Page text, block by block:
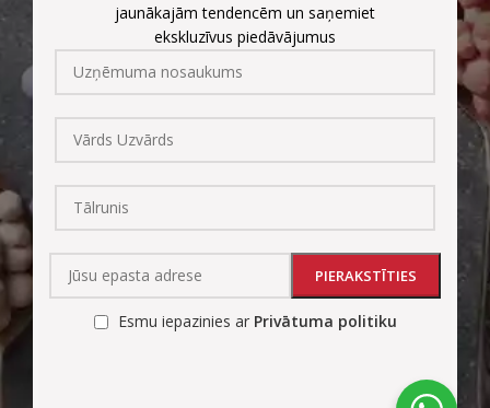
jaunākajām tendencēm un saņemiet
ekskluzīvus piedāvājumus
Esmu iepazinies ar Privātuma politiku